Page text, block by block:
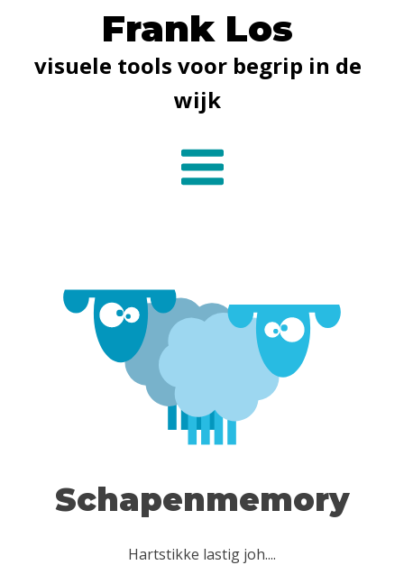
Frank Los
visuele tools voor begrip in de
wijk
Schapenmemory
Hartstikke lastig joh....